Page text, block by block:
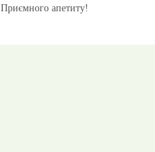
Приємного апетиту!